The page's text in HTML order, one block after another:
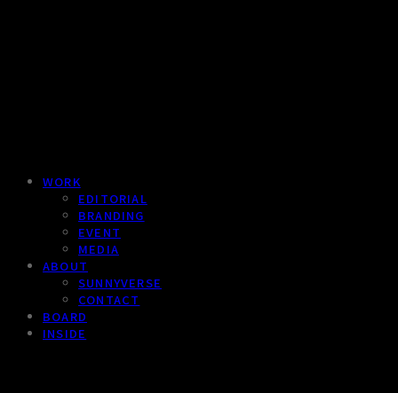
WORK
EDITORIAL
BRANDING
EVENT
MEDIA
ABOUT
SUNNYVERSE
CONTACT
BOARD
INSIDE